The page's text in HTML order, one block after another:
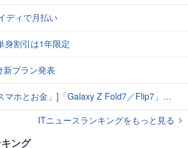
ディで月払い
身割引は1年限定
新プラン発表
]「Galaxy Z Fold7／Flip7」発表、注目したいソフトバンクの価格攻勢
ITニュースランキングをもっと見る
ング